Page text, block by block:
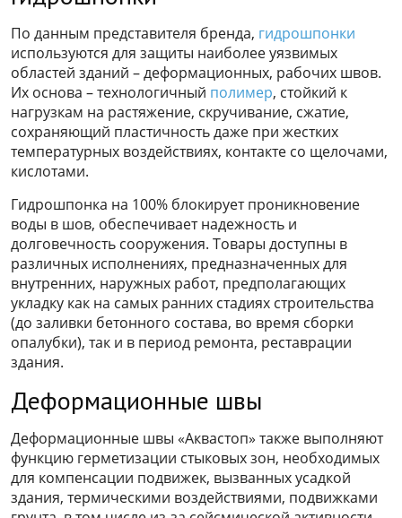
По данным представителя бренда, гидрошпонки
используются для защиты наиболее уязвимых
областей зданий – деформационных, рабочих швов.
Их основа – технологичный полимер, стойкий к
нагрузкам на растяжение, скручивание, сжатие,
сохраняющий пластичность даже при жестких
температурных воздействиях, контакте со щелочами,
кислотами.
Гидрошпонка на 100% блокирует проникновение
воды в шов, обеспечивает надежность и
долговечность сооружения. Товары доступны в
различных исполнениях, предназначенных для
внутренних, наружных работ, предполагающих
укладку как на самых ранних стадиях строительства
(до заливки бетонного состава, во время сборки
опалубки), так и в период ремонта, реставрации
здания.
Деформационные швы
Деформационные швы «Аквастоп» также выполняют
функцию герметизации стыковых зон, необходимых
для компенсации подвижек, вызванных усадкой
здания, термическими воздействиями, подвижками